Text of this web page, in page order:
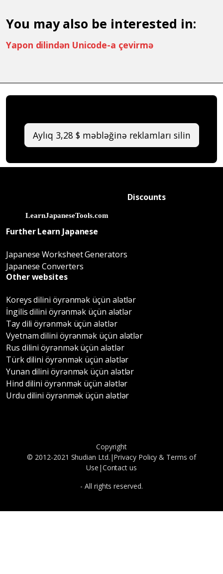
You may also be interested in:
Yapon dilindən Unicode-a çevirmə
Aylıq 3,28 $ məbləğinə reklamları silin
Discounts
Further Learn Japanese
Japanese Worksheet Generators
Japanese Converters
Other websites
Koreys dilini öyrənmək üçün alətlər
İngilis dilini öyrənmək üçün alətlər
Tay dili öyrənmək üçün alətlər
Vyetnam dilini öyrənmək üçün alətlər
Rus dilini öyrənmək üçün alətlər
Türk dilini öyrənmək üçün alətlər
Yunan dilini öyrənmək üçün alətlər
Hind dilini öyrənmək üçün alətlər
Urdu dilini öyrənmək üçün alətlər
Copyright
© 2012-2021 Shudian Ltd.|Privacy Policy & Terms of
Use |Contact us
- All rights reserved.